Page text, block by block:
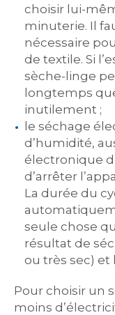
choisir lui-
minuterie. Il
nécessaire
de textile. Si
sèche-linge
longtemps
inutilement ;
le séchage
d’humidité,
électronique
d’arrêter
La durée du
seule chose
résultat de
ou très sec) et
Pour choisir un
moins